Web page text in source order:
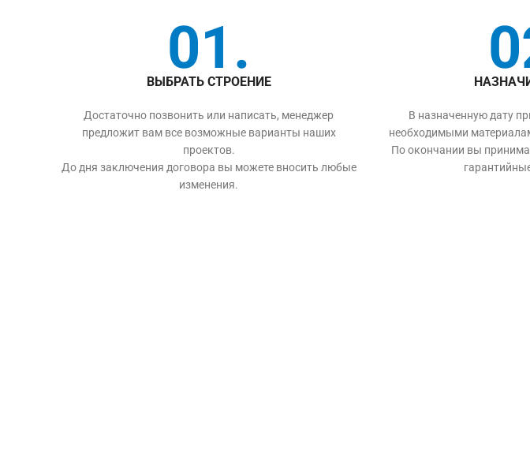
01.
ВЫБРАТЬ СТРОЕНИЕ
Достаточно позвонить или написать, менеджер
предложит вам все возможные варианты наших
проектов.
До дня заключения договора вы можете вносить любые
изменения.
В назначенную дату
необходимыми
По окончании вы